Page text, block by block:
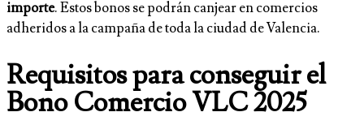
importe. Estos bonos se podrán canjear en comercios
adheridos a la campaña de toda la ciudad de Valencia.
Requisitos para conseguir el
Bono Comercio VLC 2025